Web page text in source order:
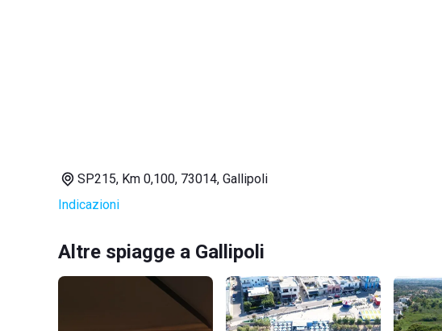
SP215, Km 0,100, 73014, Gallipoli
Indicazioni
Altre spiagge a Gallipoli